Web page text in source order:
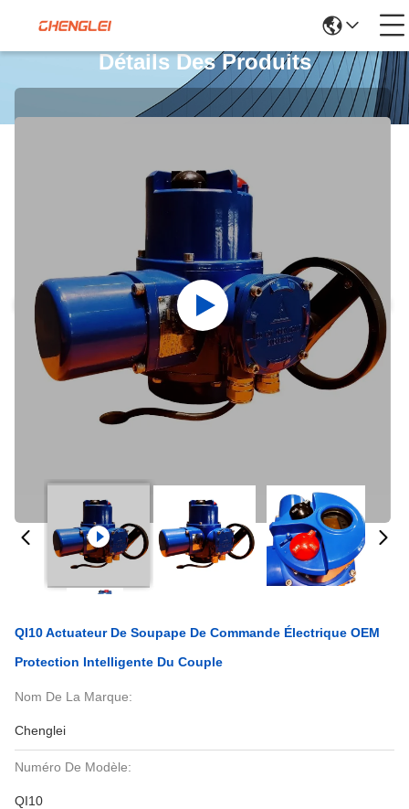
Détails Des Produits
QI10 Actuateur De Soupape De Commande Électrique OEM
Protection Intelligente Du Couple
Nom De La Marque:
Chenglei
Numéro De Modèle:
QI10